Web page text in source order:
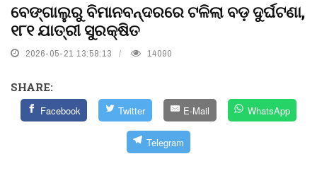
ବେଙ୍ଗାଲୁରୁ ବିମାନବନ୍ଦରରେ ଟଳିଲା ବଡ଼ ଦୁର୍ଘଟଣା,
୧୮୧ ଯାତ୍ରୀ ସୁରକ୍ଷିତ
2026-05-21 13:58:13 14090
SHARE:
Facebook Twitter E-Mail WhatsApp
Telegram